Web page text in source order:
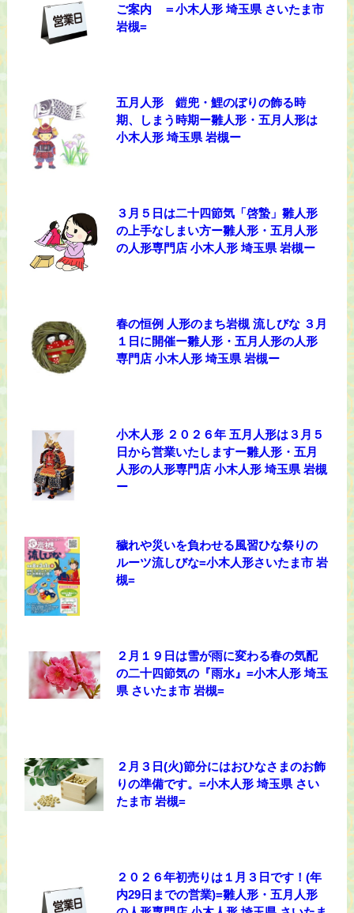
ご案内 ＝小木人形 埼玉県 さいたま市
岩槻=
五月人形 鎧兜・鯉のぼりの飾る時
期、しまう時期ー雛人形・五月人形は
小木人形 埼玉県 岩槻ー
３月５日は二十四節気「啓蟄」雛人形
の上手なしまい方ー雛人形・五月人形
の人形専門店 小木人形 埼玉県 岩槻ー
春の恒例 人形のまち岩槻 流しびな ３月
１日に開催ー雛人形・五月人形の人形
専門店 小木人形 埼玉県 岩槻ー
小木人形 ２０２６年 五月人形は３月５
日から営業いたしますー雛人形・五月
人形の人形専門店 小木人形 埼玉県 岩槻
ー
穢れや災いを負わせる風習ひな祭りの
ルーツ流しびな=小木人形さいたま市 岩
槻=
２月１９日は雪が雨に変わる春の気配
の二十四節気の『雨水』=小木人形 埼玉
県 さいたま市 岩槻=
２月３日(火)節分にはおひなさまのお飾
りの準備です。=小木人形 埼玉県 さい
たま市 岩槻=
２０２６年初売りは１月３日です！(年
内29日までの営業)=雛人形・五月人形